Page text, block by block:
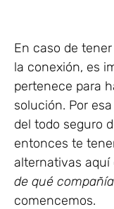
En caso de
la conexión, es
pertenece para
solución. Por
del todo seguro
entonces te
alternativas aquí
de qué
comencemos.